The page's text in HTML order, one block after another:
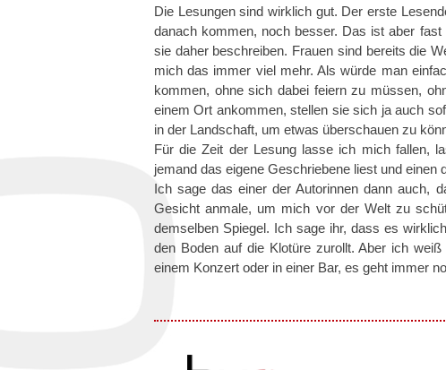
Die Lesungen sind wirklich gut. Der erste
danach kommen, noch besser. Das ist aber
sie daher beschreiben. Frauen sind bereits die
mich das immer viel mehr. Als würde man
kommen, ohne sich dabei feiern zu müssen,
einem Ort ankommen, stellen sie sich ja auch
in der Landschaft, um etwas überschauen zu
Für die Zeit der Lesung lasse ich mich fallen,
jemand das eigene Geschriebene liest und einen
Ich sage das einer der Autorinnen dann auch,
Gesicht anmale, um mich vor der Welt zu
demselben Spiegel. Ich sage ihr, dass es
den Boden auf die Klotüre zurollt. Aber ich
einem Konzert oder in einer Bar, es geht immer